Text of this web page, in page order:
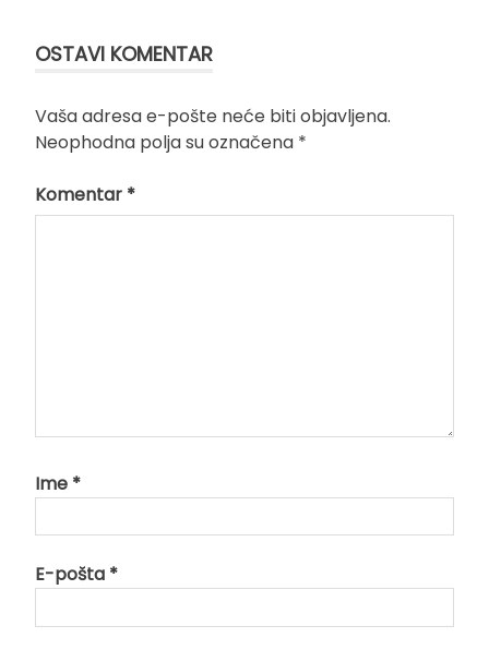
OSTAVI KOMENTAR
Vaša adresa e-pošte neće biti objavljena.
Neophodna polja su označena *
Komentar *
Ime *
E-pošta *